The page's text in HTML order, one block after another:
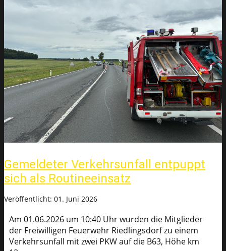
Gemeldeter Verkehrsunfall entpuppt
sich als Routineeinsatz
Veröffentlicht: 01. Juni 2026
Am 01.06.2026 um 10:40 Uhr wurden die Mitglieder
der Freiwilligen Feuerwehr Riedlingsdorf zu einem
Verkehrsunfall mit zwei PKW auf die B63, Höhe km